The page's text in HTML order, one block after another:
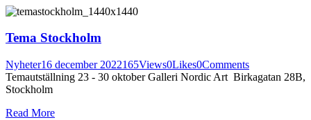
Tema Stockholm
Nyheter16 december 2022165Views0Likes0Comments
Temautställning 23 - 30 oktober Galleri Nordic Art Birkagatan 28B,
Stockholm
Read More